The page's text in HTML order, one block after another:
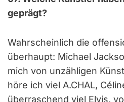
geprägt?
Wahrscheinlich die
überhaupt: Michael
mich von unzähligen
höre ich viel A.CHAL,
überraschend viel Elvis,